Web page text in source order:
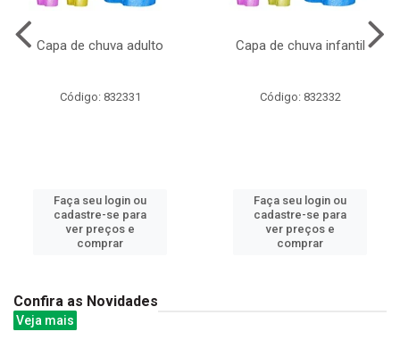
Capa de chuva adulto
Código: 832331
Faça seu login ou
cadastre-se para
ver preços e
comprar
Capa de chuva infantil
Código: 832332
Faça seu login ou
cadastre-se para
ver preços e
comprar
Confira as Novidades
Veja mais